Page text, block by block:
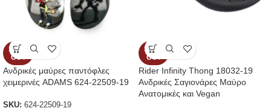
SOLD
OUT
Ανδρικές μαύρες παντόφλες
χειμερινές ADAMS 624-22509-19
SKU: 624-22509-19
SOLD
OUT
Rider Infinity Thong 18032-19
Ανδρικές Σαγιονάρες Μαύρο
Ανατομικές και Vegan